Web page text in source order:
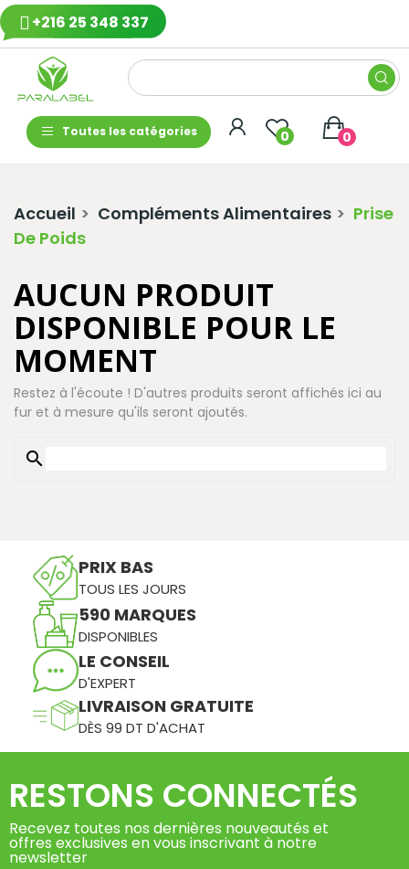
+216 25 348 337
Toutes les catégories 0 0
Accueil Compléments Alimentaires
Prise
De Poids
AUCUN PRODUIT
DISPONIBLE POUR LE
MOMENT
Restez à l'écoute ! D'autres produits seront affichés ici au
fur et à mesure qu'ils seront ajoutés.
search
PRIX BAS
TOUS LES JOURS
590 MARQUES
DISPONIBLES
LE CONSEIL
D'EXPERT
LIVRAISON GRATUITE
DÈS 99 DT D'ACHAT
RESTONS CONNECTÉS
Recevez toutes nos dernières nouveautés et
offres exclusives en vous inscrivant à notre
newsletter